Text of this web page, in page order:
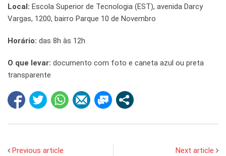
Local: Escola Superior de Tecnologia (EST), avenida Darcy
Vargas, 1200, bairro Parque 10 de Novembro
Horário: das 8h às 12h
O que levar: documento com foto e caneta azul ou preta
transparente
Previous article Next article